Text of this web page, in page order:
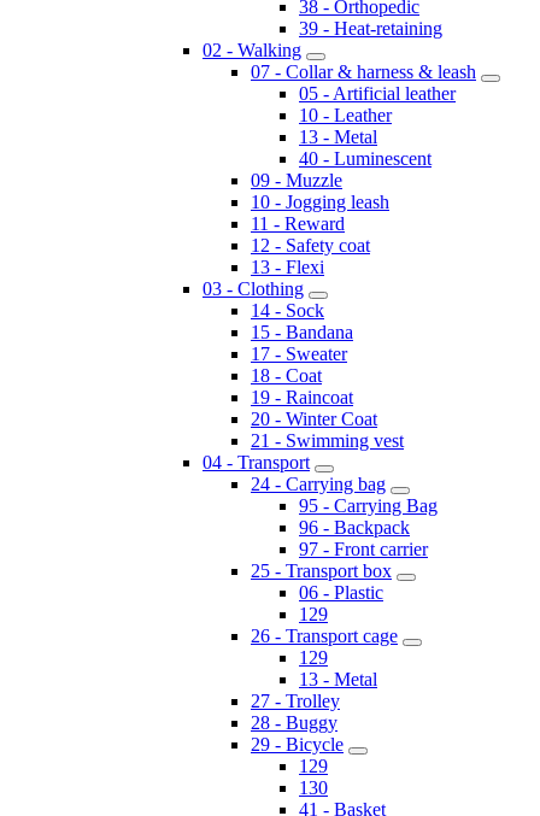
38 - Orthopedic
39 - Heat-retaining
02 - Walking
07 - Collar & harness & leash
05 - Artificial leather
10 - Leather
13 - Metal
40 - Luminescent
09 - Muzzle
10 - Jogging leash
11 - Reward
12 - Safety coat
13 - Flexi
03 - Clothing
14 - Sock
15 - Bandana
17 - Sweater
18 - Coat
19 - Raincoat
20 - Winter Coat
21 - Swimming vest
04 - Transport
24 - Carrying bag
95 - Carrying Bag
96 - Backpack
97 - Front carrier
25 - Transport box
06 - Plastic
129
26 - Transport cage
129
13 - Metal
27 - Trolley
28 - Buggy
29 - Bicycle
129
130
41 - Basket